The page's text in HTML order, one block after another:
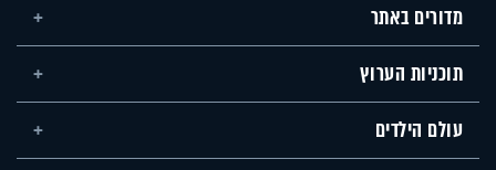
מדורים באתר
תוכניות הערוץ
עולם הילדים